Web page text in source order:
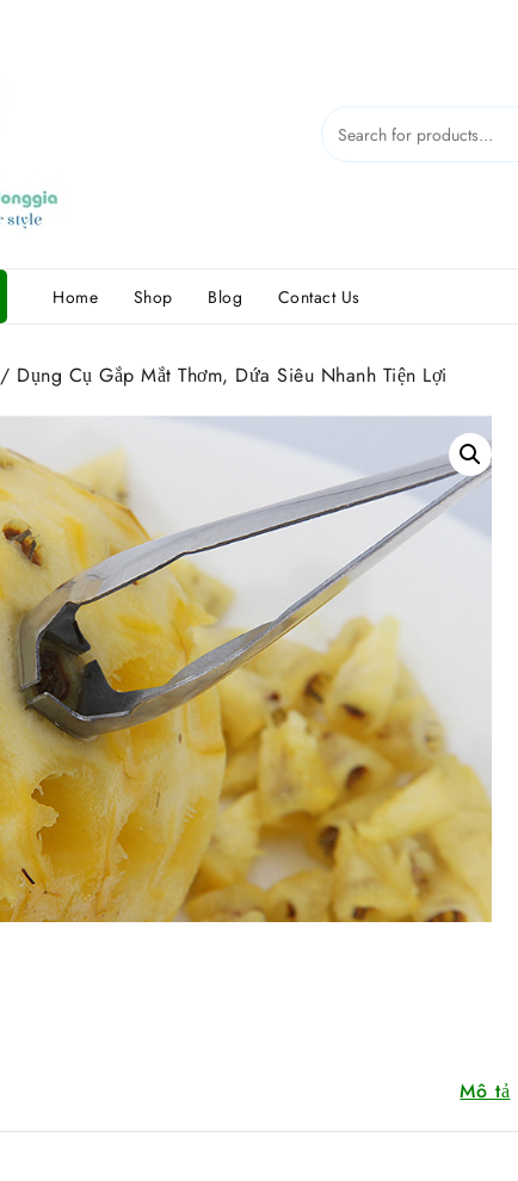
Home Shop Blog Contact Us
/ Dụng Cụ Gắp Mắt Thơm, Dứa Siêu Nhanh Tiện Lợi
Mô tả